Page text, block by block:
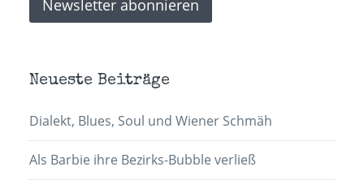
Neueste Beiträge
Dialekt, Blues, Soul und Wiener Schmäh
Als Barbie ihre Bezirks-Bubble verließ